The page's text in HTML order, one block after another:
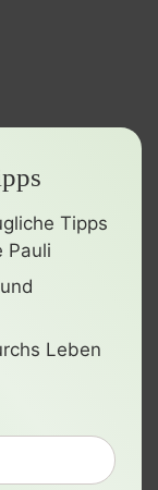
Tipps
Pauli
Leben